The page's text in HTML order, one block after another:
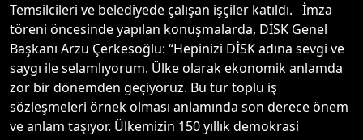
Temsilcileri ve belediyede çalışan işçiler katıldı. İmza
töreni öncesinde yapılan konuşmalarda, DİSK Genel
Başkanı Arzu Çerkesoğlu: “Hepinizi DİSK adına sevgi ve
saygı ile selamlıyorum. Ülke olarak ekonomik anlamda
zor bir dönemden geçiyoruz. Bu tür toplu iş
sözleşmeleri örnek olması anlamında son derece önem
ve anlam taşıyor. Ülkemizin 150 yıllık demokrasi